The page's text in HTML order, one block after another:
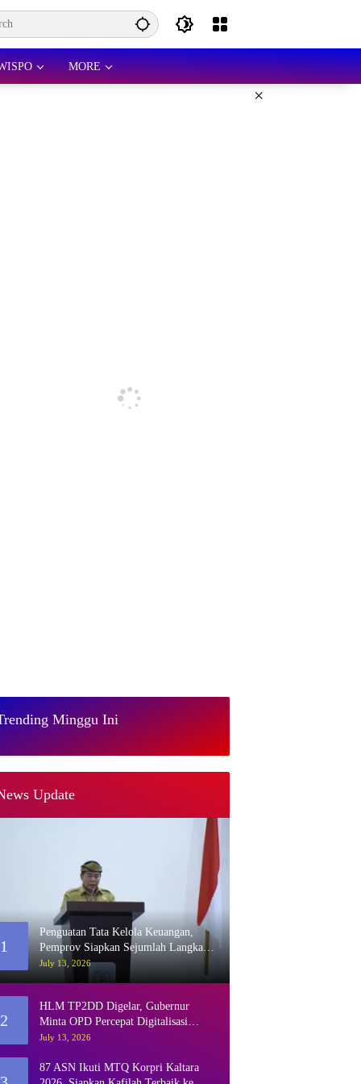
MORE
×
Minggu Ini
Update
1
Penguatan Tata Kelola Keuangan,
Pemprov Siapkan Sejumlah Langkah
Strategis
July 13, 2026
2
HLM TP2DD Digelar, Gubernur
Minta OPD Percepat Digitalisasi
Retribusi
July 13, 2026
87 ASN Ikuti MTQ Korpri Kaltara